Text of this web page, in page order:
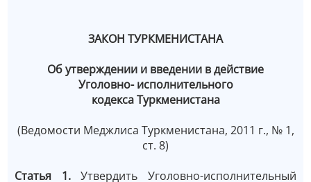
ЗАКОН ТУРКМЕНИСТАНА
Об утверждении и введении в действие
Уголовно- исполнительного
кодекса Туркменистана
(Ведомости Меджлиса Туркменистана, 2011 г., № 1,
ст. 8)
Статья 1.Утвердить Уголовно-исполнительный